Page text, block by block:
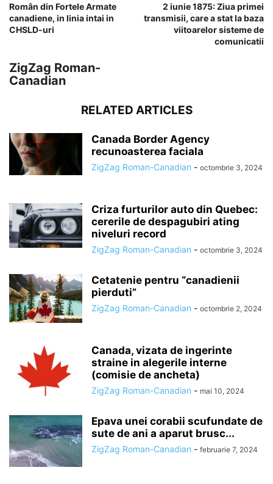
Român din Fortele Armate
canadiene, in linia intai in
CHSLD-uri
2 iunie 1875: Ziua primei
transmisii, care a stat la baza
viitoarelor sisteme de
comunicatii
ZigZag Roman-
Canadian
RELATED ARTICLES
Canada Border Agency
recunoasterea faciala
ZigZag Roman-Canadian - octombrie 3, 2024
Criza furturilor auto din Quebec:
cererile de despagubiri ating
niveluri record
ZigZag Roman-Canadian - octombrie 3, 2024
Cetatenie pentru “canadienii
pierduti”
ZigZag Roman-Canadian - octombrie 2, 2024
Canada, vizata de ingerinte
straine in alegerile interne
(comisie de ancheta)
ZigZag Roman-Canadian - mai 10, 2024
Epava unei corabii scufundate de
sute de ani a aparut brusc...
ZigZag Roman-Canadian - februarie 7, 2024